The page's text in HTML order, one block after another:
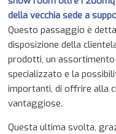
della vecchia sede a
Questo passaggio è
disposizione della
prodotti, un
specializzato e la
importanti, di offrire alla
vantaggiose.
Questa ultima svolta,